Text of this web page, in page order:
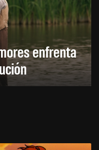
enfrenta